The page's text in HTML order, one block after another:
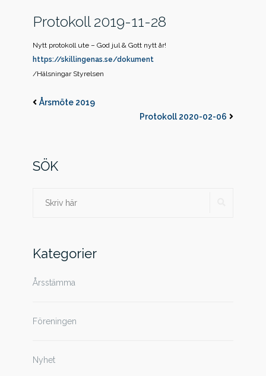
Protokoll 2019-11-28
Nytt protokoll ute – God jul & Gott nytt år!
https://skillingenas.se/dokument
/Hälsningar Styrelsen
Årsmöte 2019
Protokoll 2020-02-06
SÖK
Sök
Kategorier
Årsstämma
Föreningen
Nyhet